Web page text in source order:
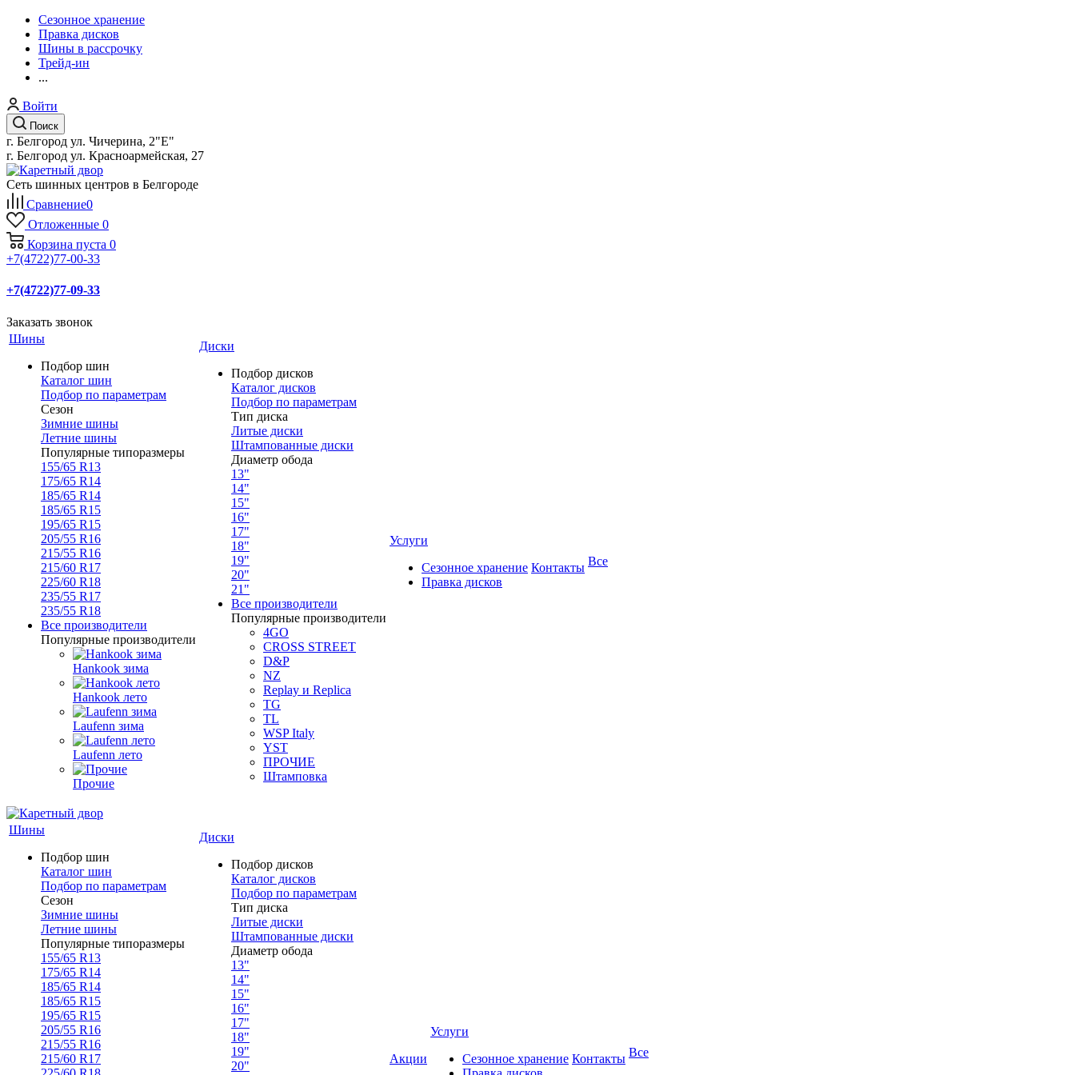
Сезонное хранение
Правка дисков
Шины в рассрочку
Трейд-ин
...
Войти
Поиск
г. Белгород ул. Чичерина, 2"Е"
г. Белгород ул. Красноармейская, 27
Сеть шинных центров в Белгороде
Сравнение0
Отложенные 0
Корзина пуста 0
+7(4722)77-00-33
+7(4722)77-09-33
Заказать звонок
Шины
Подбор шин
Каталог шин
Подбор по параметрам
Сезон
Зимние шины
Летние шины
Популярные типоразмеры
155/65 R13
175/65 R14
185/65 R14
185/65 R15
195/65 R15
205/55 R16
215/55 R16
215/60 R17
225/60 R18
235/55 R17
235/55 R18
Все производители
Популярные производители
Hankook зима
Hankook лето
Laufenn зима
Laufenn лето
Прочие
Диски
Подбор дисков
Каталог дисков
Подбор по параметрам
Тип диска
Литые диски
Штампованные диски
Диаметр обода
13"
14"
15"
16"
17"
18"
19"
20"
21"
Все производители
Популярные производители
4GO
CROSS STREET
D&P
NZ
Replay и Replica
TG
TL
WSP Italy
YST
ПРОЧИЕ
Штамповка
Услуги
Сезонное хранение
Правка дисков
Контакты Все
Шины
Подбор шин
Каталог шин
Подбор по параметрам
Сезон
Зимние шины
Летние шины
Популярные типоразмеры
155/65 R13
175/65 R14
185/65 R14
185/65 R15
195/65 R15
205/55 R16
215/55 R16
215/60 R17
Диски
Подбор дисков
Каталог дисков
Подбор по параметрам
Тип диска
Литые диски
Штампованные диски
Диаметр обода
13"
14"
15"
16"
17"
18"
19"
20"
Акции
Услуги
Сезонное хранение Контакты Все